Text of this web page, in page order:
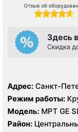
Отзыв об
Здесь
Скидка
Адрес: Санкт-
Режим работы:
Модель: МРТ GE
полуоткрытый, КТ
GE Vivid 11
Район: